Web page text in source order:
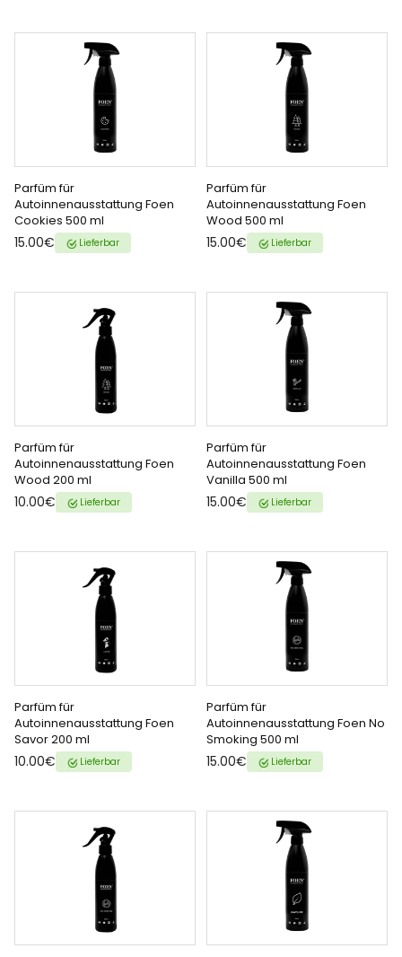
ZUM WARENKORB
HINZUFÜGEN
Parfüm für
Autoinnenausstattung Foen
Cookies 500 ml
{{ name }} auf {{ platform }}
15.00€ Lieferbar
ZUM WARENKORB
HINZUFÜGEN
Parfüm für
Autoinnenausstattung Foen
Wood 500 ml
{{ name }} auf {{ platform }}
15.00€ Lieferbar
ZUM WARENKORB
HINZUFÜGEN
Parfüm für
Autoinnenausstattung Foen
Wood 200 ml
{{ name }} auf {{ platform }}
10.00€ Lieferbar
ZUM WARENKORB
HINZUFÜGEN
Parfüm für
Autoinnenausstattung Foen
Vanilla 500 ml
{{ name }} auf {{ platform }}
15.00€ Lieferbar
ZUM WARENKORB
HINZUFÜGEN
Parfüm für
Autoinnenausstattung Foen
Savor 200 ml
{{ name }} auf {{ platform }}
10.00€ Lieferbar
ZUM WARENKORB
HINZUFÜGEN
Parfüm für
Autoinnenausstattung Foen No
Smoking 500 ml
{{ name }} auf {{ platform }}
15.00€ Lieferbar